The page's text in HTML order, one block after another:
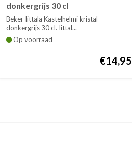
donkergrijs 30 cl
Beker Iittala Kastelhelmi kristal
donkergrijs 30 cl. Iittal...
Op voorraad
€14,95